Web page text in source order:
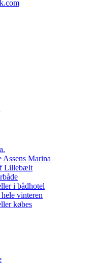
Marina
Lillebælt
i bådhotel
vinteren
købes